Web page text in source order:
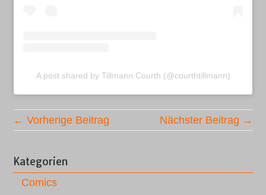
A post shared by Tillmann Courth (@courthtillmann)
← Vorherige Beitrag Nächster Beitrag →
Kategorien
Comics